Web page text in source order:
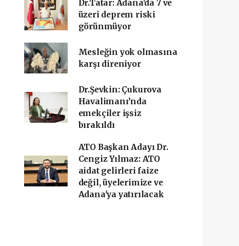
Dr.Tatar: Adana'da 7 ve
üzeri deprem riski
görünmüyor
Mesleğin yok olmasına
karşı direniyor
Dr.Şevkin: Çukurova
Havalimanı’nda
emekçiler işsiz
bırakıldı
ATO Başkan Adayı Dr.
Cengiz Yılmaz: ATO
aidat gelirleri faize
değil, üyelerimize ve
Adana'ya yatırılacak